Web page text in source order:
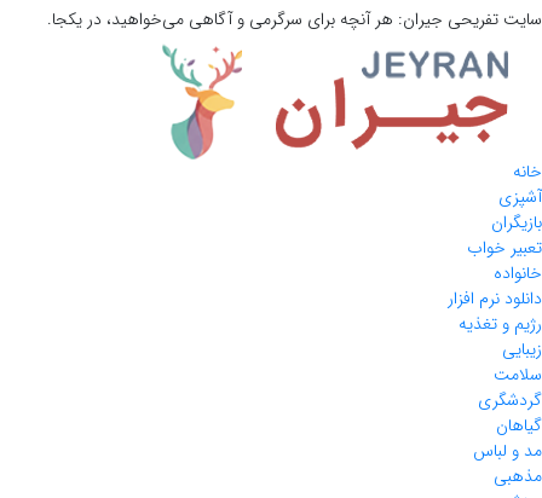
سایت تفریحی جیران: هر آنچه برای سرگرمی و آگاهی می‌خواهید، در یکجا.
خانه
آشپزی
بازیگران
تعبیر خواب
خانواده
دانلود نرم افزار
رژیم و تغذیه
زیبایی
سلامت
گردشگری
گیاهان
مد و لباس
مذهبی